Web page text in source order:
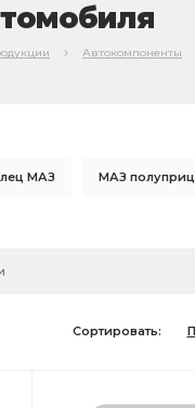
Автокомпоненты
МАЗ МАЗ
Сортировать: